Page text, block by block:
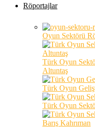
Röportajlar
Oyun Sektörü
Türk Oyun
Altuntaş
Türk Oyun
Türk Oyun